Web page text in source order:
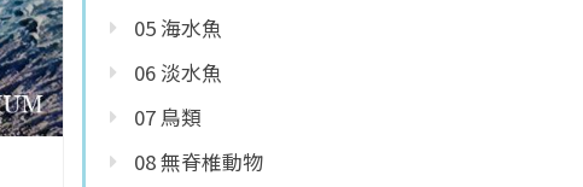
05 海水魚
06 淡水魚
07 鳥類
08 無脊椎動物